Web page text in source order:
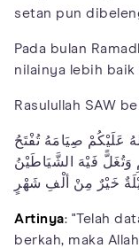
setan pun
Pada bulan
nilainya lebih
Rasulullah SAW
عَلَيْكُمْ صِيَامَهُ تُفْتَحُ
وَتُغَلًّ فَيْهَ الشَّيَاطَيْنُ
خَيْرٌ مِنْ ألْفِ شَهْرٍ
Artinya: "Telah
berkah, maka